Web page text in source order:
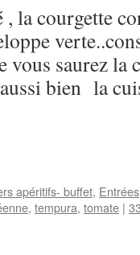
la courgette
vous saurez la
bien la
apéritifs- buffet, Entrées
, tempura, tomate |